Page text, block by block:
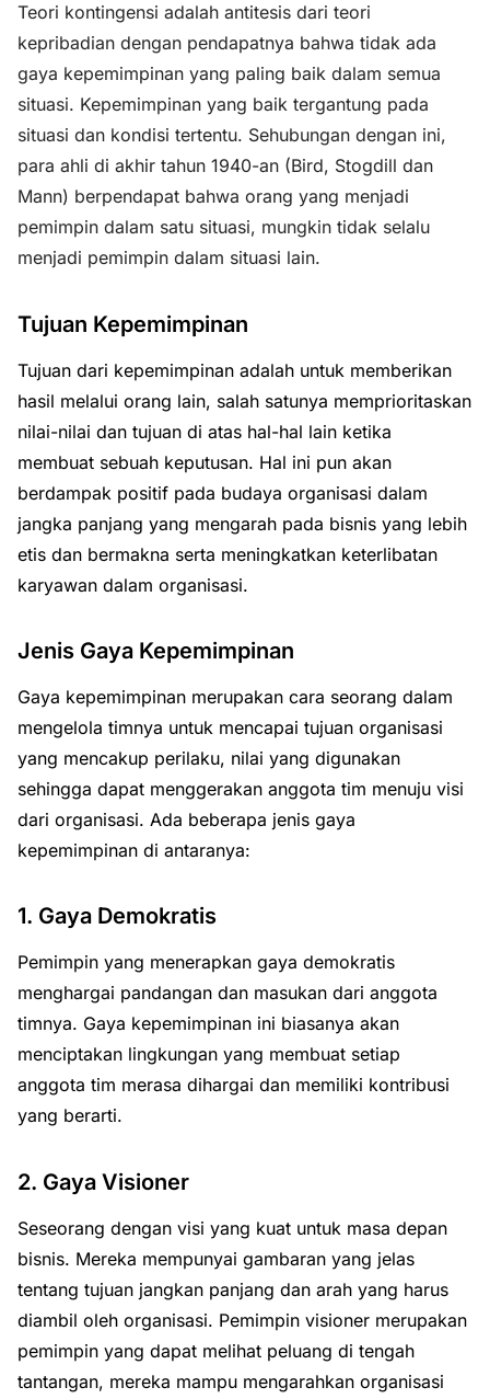
Teori kontingensi adalah antitesis dari teori
kepribadian dengan pendapatnya bahwa tidak ada
gaya kepemimpinan yang paling baik dalam semua
situasi. Kepemimpinan yang baik tergantung pada
situasi dan kondisi tertentu. Sehubungan dengan ini,
para ahli di akhir tahun 1940-an (Bird, Stogdill dan
Mann) berpendapat bahwa orang yang menjadi
pemimpin dalam satu situasi, mungkin tidak selalu
menjadi pemimpin dalam situasi lain.
Tujuan Kepemimpinan
Tujuan dari kepemimpinan adalah untuk memberikan
hasil melalui orang lain, salah satunya memprioritaskan
nilai-nilai dan tujuan di atas hal-hal lain ketika
membuat sebuah keputusan. Hal ini pun akan
berdampak positif pada budaya organisasi dalam
jangka panjang yang mengarah pada bisnis yang lebih
etis dan bermakna serta meningkatkan keterlibatan
karyawan dalam organisasi.
Jenis Gaya Kepemimpinan
Gaya kepemimpinan merupakan cara seorang dalam
mengelola timnya untuk mencapai tujuan organisasi
yang mencakup perilaku, nilai yang digunakan
sehingga dapat menggerakan anggota tim menuju visi
dari organisasi. Ada beberapa jenis gaya
kepemimpinan di antaranya:
1. Gaya Demokratis
Pemimpin yang menerapkan gaya demokratis
menghargai pandangan dan masukan dari anggota
timnya. Gaya kepemimpinan ini biasanya akan
menciptakan lingkungan yang membuat setiap
anggota tim merasa dihargai dan memiliki kontribusi
yang berarti.
2. Gaya Visioner
Seseorang dengan visi yang kuat untuk masa depan
bisnis. Mereka mempunyai gambaran yang jelas
tentang tujuan jangkan panjang dan arah yang harus
diambil oleh organisasi. Pemimpin visioner merupakan
pemimpin yang dapat melihat peluang di tengah
tantangan, mereka mampu mengarahkan organisasi